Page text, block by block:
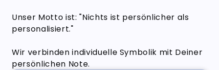
Unser Motto ist: "Nichts ist persönlicher als
personalisiert."
Wir verbinden individuelle Symbolik mit Deiner
persönlichen Note.